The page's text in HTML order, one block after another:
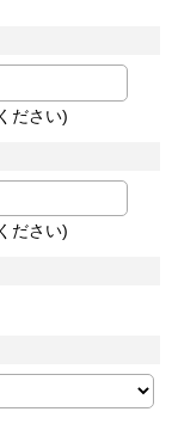
ださい)
ださい)